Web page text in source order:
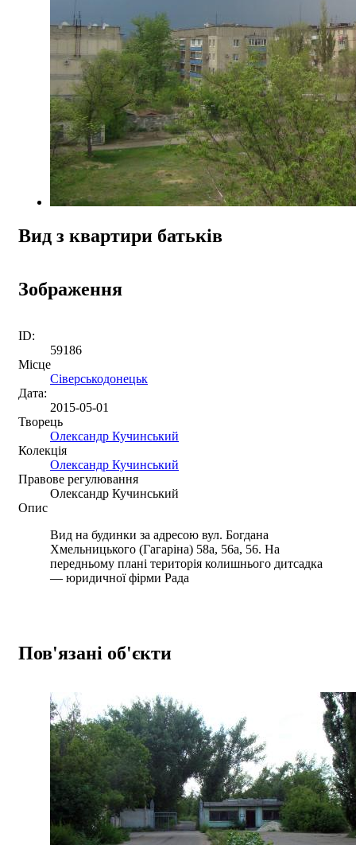
Вид з квартири батьків
Зображення
ID:
59186
Місце
Сіверськодонецьк
Дата:
2015-05-01
Творець
Олександр Кучинський
Колекція
Олександр Кучинський
Правове регулювання
Олександр Кучинський
Опис
Вид на будинки за адресою вул. Богдана
Хмельницького (Гагаріна) 58а, 56а, 56. На
передньому плані територія колишнього дитсадка
— юридичної фірми Рада
Пов'язані об'єкти